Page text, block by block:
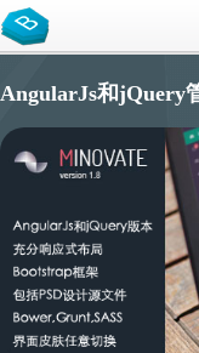
AngularJs和jQuery